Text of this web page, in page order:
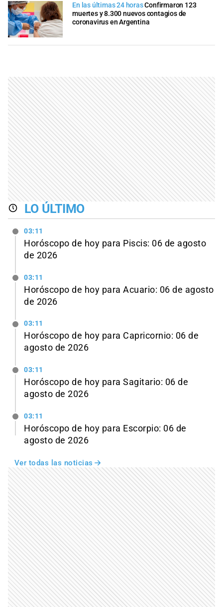
En las últimas 24 horasConfirmaron 123
muertes y 8.300 nuevos contagios de
coronavirus en Argentina
LO ÚLTIMO
03:11
Horóscopo de hoy para Piscis: 06 de agosto
de 2026
03:11
Horóscopo de hoy para Acuario: 06 de agosto
de 2026
03:11
Horóscopo de hoy para Capricornio: 06 de
agosto de 2026
03:11
Horóscopo de hoy para Sagitario: 06 de
agosto de 2026
03:11
Horóscopo de hoy para Escorpio: 06 de
agosto de 2026
Ver todas las noticias